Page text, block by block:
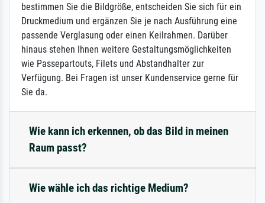
bestimmen Sie die Bildgröße, entscheiden Sie sich für ein
Druckmedium und ergänzen Sie je nach Ausführung eine
passende Verglasung oder einen Keilrahmen. Darüber
hinaus stehen Ihnen weitere Gestaltungsmöglichkeiten
wie Passepartouts, Filets und Abstandhalter zur
Verfügung. Bei Fragen ist unser Kundenservice gerne für
Sie da.
Wie kann ich erkennen, ob das Bild in meinen
Raum passt?
Wie wähle ich das richtige Medium?